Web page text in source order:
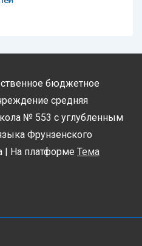
бюджетное
средняя
№ 553 с углубленным
Фрунзенского
| На платформе Тема